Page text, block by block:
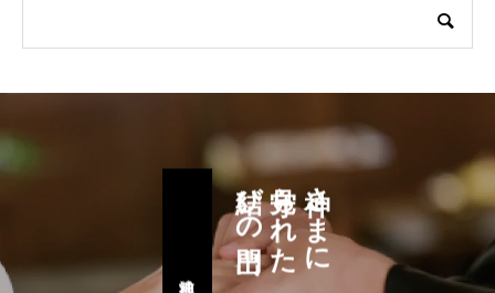
神さまに
見守られた
結びの門出